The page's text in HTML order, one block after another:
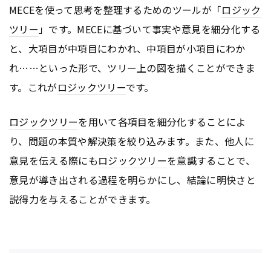
MECEを使って思考を整理するためのツールが「ロジック
ツリー」です。MECEに基づいて事実や意見を細分化する
と、大項目が中項目にわかれ、中項目が小項目にわか
れ……といった形で、ツリー上の図を描くことができま
す。これがロジックツリーです。
ロジックツリーを用いて各項目を細分化することによ
り、問題の本質や解決策を絞り込みます。また、他人に
意見を伝える際にもロジックツリーを意識することで、
意見が導き出される過程を明らかにし、結論に明快さと
説得力を与えることができます。